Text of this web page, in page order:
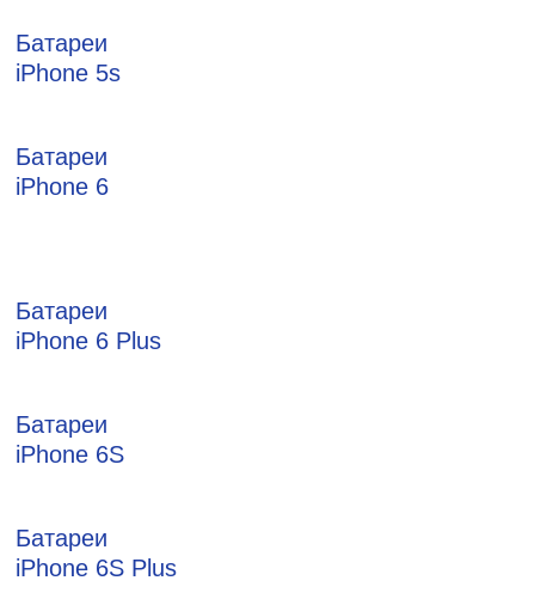
Батареи
iPhone 5s
Батареи
iPhone 6
Батареи
iPhone 6 Plus
Батареи
iPhone 6S
Батареи
iPhone 6S Plus